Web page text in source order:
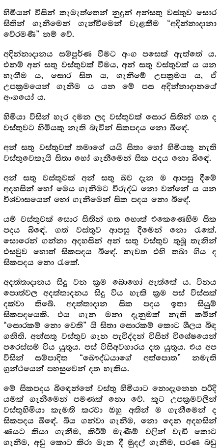
හිමියන් විසින් කැමැත්තෙන් නුදුන් අන්සතු වස්තුව සොර
සිතින් ගැනීමෙන් ගැන්වීමෙන් වැළකීම “අදින්නාදානා
වේරමණී” නම් වේ.
අදින්නාදානය සම්පූර්ණ වීමට අංග පසෙක් ඇත්තේ ය.
එනම් අන් සතු වස්තුවක් වීමය, අන් සතු වස්තුවක් ය යන
හැඟීම ය, සොර සිත ය, ගැනීමේ උපක්‍ර‍මය ය, ඒ
උපක්‍ර‍මයෙන් ගැනීම ය යන මේ පස අදින්නාදානයේ
අංගයෝ ය.
හිමියා විසින් හැර දමන ලද වස්තුවක් සොර සිතින් ගත ද
වස්තුවට හිමියකු නැති බැවින් සිකපදය නො බිඳේ.
අන් සතු වස්තුවක් තමාගේ යයි සිතා හෝ හිමියකු නැති
වස්තුවෙකැයි සිතා හෝ ගැනීමෙන් සික පදය නො බිඳේ.
අන් සතු වස්තුවක් අන් සතු බව දැන ම ආපසු දීමේ
අදහසින් හෝ මෙය ගැනීමට විරුද්ධ නො වන්නේ ය යන
විශ්වාසයෙන් හෝ ගැනීමෙන් සික පදය නො බිඳේ.
යම් වස්තුවක් සොර සිතින් ගත හොත් එකෙණෙහිම සික
පදය බිඳේ. ගත් වස්තුව ආපසු දීමෙන් නො රැකේ.
සොරෙන් ගන්නා අදහසින් අන් සතු වස්තුව තුබූ තැනින්
එසවුව හොත් සිකපදය බිඳේ. නැවත එහි තබා ගිය ද
සිකපදය නො රැකේ.
අදත්තාදානය සිදු වන ක්‍ර‍ම බොහෝ ඇත්තේ ය. විනය
පොත්වල අදත්තාදනය සිදු විය හැකි ක්‍ර‍ම පස් විස්සක්
දක්වා තිබේ. අදත්තාදාන සික පදය ඉතා සියුම්
සිකපදයෙකි. එය ගැන මනා දැනුමක් නැති කමින්
“සොරකම් නො වෙති” යි සිතා සොරකම් කොට ශීලය බිඳ
ගනිති. අන්සතු වස්තුව ගැන පැවිද්දන් විසින් විශේෂයෙන්
පරෙස්සම් විය යුතුය. පස් විසිඅවහාරය දත යුතුය. එය අප
විසින් සම්පාදිත “බෞද්ධයාගේ අත්පොත” නමැති
ග්‍ර‍න්ථයෙන් පහසුවෙන් දත හැකිය.
මේ සිකපදය බිඳෙන්නේ වස්තු හිමියාට නොදැනෙන පරිදි
යමක් ගැනීමෙන් පමණක් නො වේ. කූට උපක්‍ර‍මවලින්
වස්තුහිමියා කැමති කරවා ඔහු අතින් ම ගැනීමෙන් ද
සිකපදය බිඳේ. බිය ගන්වා ගැනීම, නො දෙන අදහසින්
ණයට කියා ගැනීම, කිරීම් මැණීම් වලින් වැඩි කොට
ගැනීම, අඩු කොට කිරා මැන දී මුදල් ගැනීම, පරණ බඩු